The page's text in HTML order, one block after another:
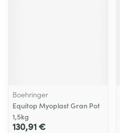
Boehringer
Equitop Myoplast Gran Pot
1,5kg
130,91 €